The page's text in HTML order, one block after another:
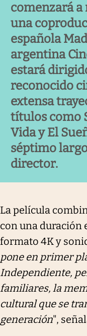
comenzará a
una
española
argentina
estará
reconocido
extensa
títulos como
Vida y El
séptimo
director.
La película
con una duración
formato 4K y
pone en primer
Independiente,
familiares, la
cultural que se
generación",